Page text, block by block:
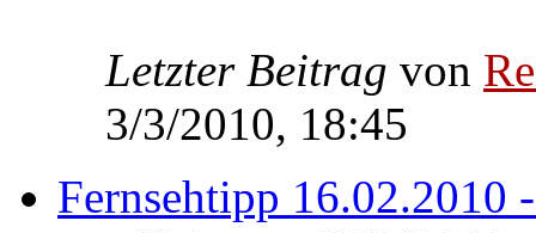
Letzter Beitrag von
3/3/2010, 18:45
Fernsehtipp 16.02.2010